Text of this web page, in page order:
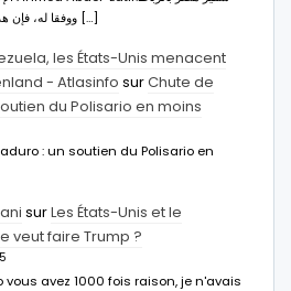
ووفقا له، فإن هذا الإجراء يهدف إلى […]
les États-Unis menacent
- Atlasinfo surChute de
du Polisario en moins
: un soutien du Polisario en
surLes États-Unis et le
veut faire Trump ?
vous avez 1000 fois raison, je n'avais